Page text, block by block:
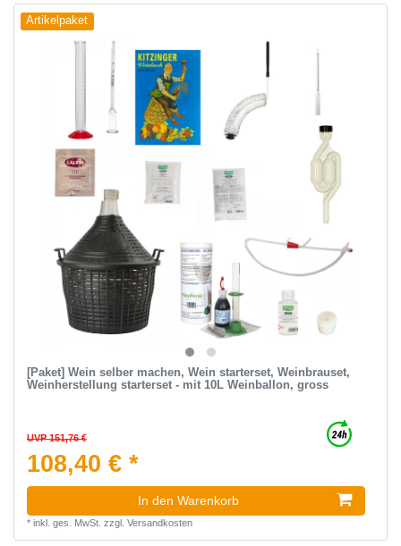
Artikelpaket
[Paket] Wein selber machen, Wein starterset, Weinbrauset,
Weinherstellung starterset - mit 10L Weinballon, gross
UVP 151,76 €
108,40 € *
In den Warenkorb
* inkl. ges. MwSt. zzgl. Versandkosten